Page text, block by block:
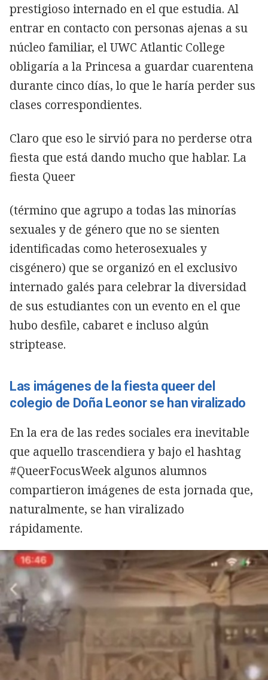
prestigioso internado en el que estudia. Al
entrar en contacto con personas ajenas a su
núcleo familiar, el UWC Atlantic College
obligaría a la Princesa a guardar cuarentena
durante cinco días, lo que le haría perder sus
clases correspondientes.
Claro que eso le sirvió para no perderse otra
fiesta que está dando mucho que hablar. La
fiesta Queer
(término que agrupo a todas las minorías
sexuales y de género que no se sienten
identificadas como heterosexuales y
cisgénero) que se organizó en el exclusivo
internado galés para celebrar la diversidad
de sus estudiantes con un evento en el que
hubo desfile, cabaret e incluso algún
striptease.
Las imágenes de la fiesta queer del
colegio de Doña Leonor se han viralizado
En la era de las redes sociales era inevitable
que aquello trascendiera y bajo el hashtag
#QueerFocusWeek algunos alumnos
compartieron imágenes de esta jornada que,
naturalmente, se han viralizado
rápidamente.